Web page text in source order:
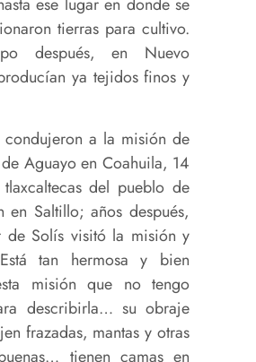
ese lugar en donde se
tierras para cultivo.
después, en Nuevo
ya tejidos finos y
condujeron a la misión de
Aguayo en Coahuila, 14
del pueblo de
en Saltillo; años después,
de Solís visitó la misión y
tan hermosa y bien
misión que no tengo
describirla… su obraje
frazadas, mantas y otras
tienen camas en